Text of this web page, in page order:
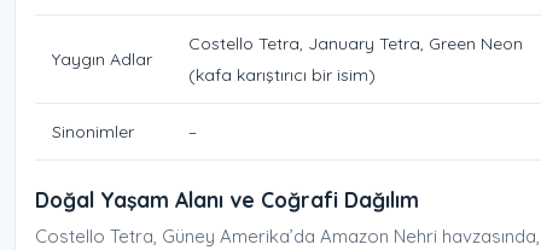
Yaygın Adlar
Costello Tetra, January Tetra, Green Neon
(kafa karıştırıcı bir isim)
Sinonimler –
Doğal Yaşam Alanı ve Coğrafi Dağılım
Costello Tetra, Güney Amerika’da Amazon Nehri havzasında,